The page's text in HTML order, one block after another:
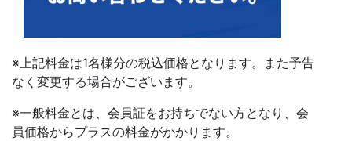
※上記料金は1名様分の税込価格となります。また予告
なく変更する場合がございます。
※一般料金とは、会員証をお持ちでない方となり、会
員価格からプラスの料金がかかります。